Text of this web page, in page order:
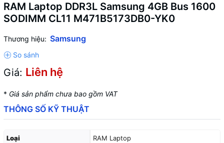
RAM Laptop DDR3L Samsung 4GB Bus 1600
SODIMM CL11 M471B5173DB0-YK0
Thương hiệu: Samsung
Giá: Liên hệ
* Giá sản phẩm chưa bao gồm VAT
THÔNG SỐ KỸ THUẬT
Loại RAM Laptop